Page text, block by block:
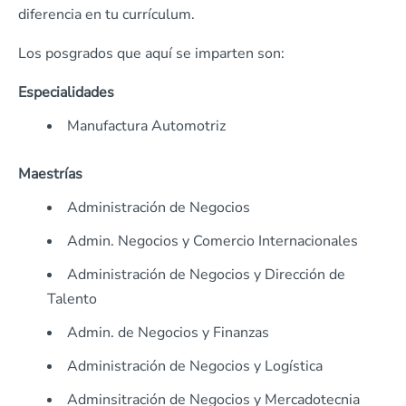
diferencia en tu currículum.
Los posgrados que aquí se imparten son:
Especialidades
Manufactura Automotriz
Maestrías
Administración de Negocios
Admin. Negocios y Comercio Internacionales
Administración de Negocios y Dirección de
Talento
Admin. de Negocios y Finanzas
Administración de Negocios y Logística
Adminsitración de Negocios y Mercadotecnia